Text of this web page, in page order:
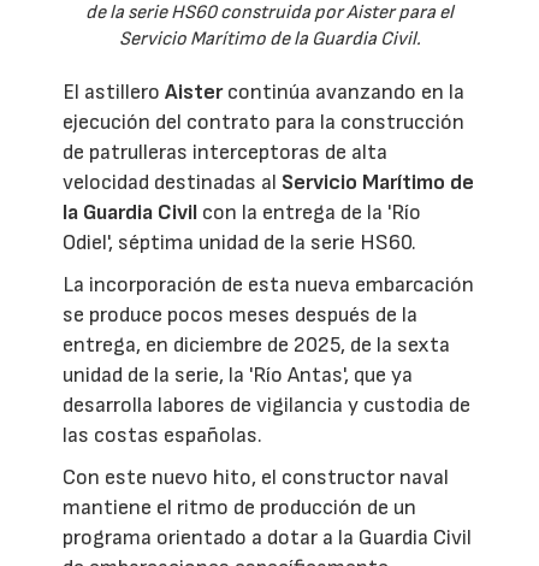
de la serie HS60 construida por Aister para el
Servicio Marítimo de la Guardia Civil.
El astilleroAistercontinúa avanzando en la
ejecución del contrato para la construcción
de patrulleras interceptoras de alta
velocidad destinadas al Servicio Marítimo de
la Guardia Civil con la entrega de la 'Río
Odiel', séptima unidad de la serie HS60.
La incorporación de esta nueva embarcación
se produce pocos meses después de la
entrega, en diciembre de 2025, de la sexta
unidad de la serie, la 'Río Antas', que ya
desarrolla labores de vigilancia y custodia de
las costas españolas.
Con este nuevo hito, el constructor naval
mantiene el ritmo de producción de un
programa orientado a dotar a la Guardia Civil